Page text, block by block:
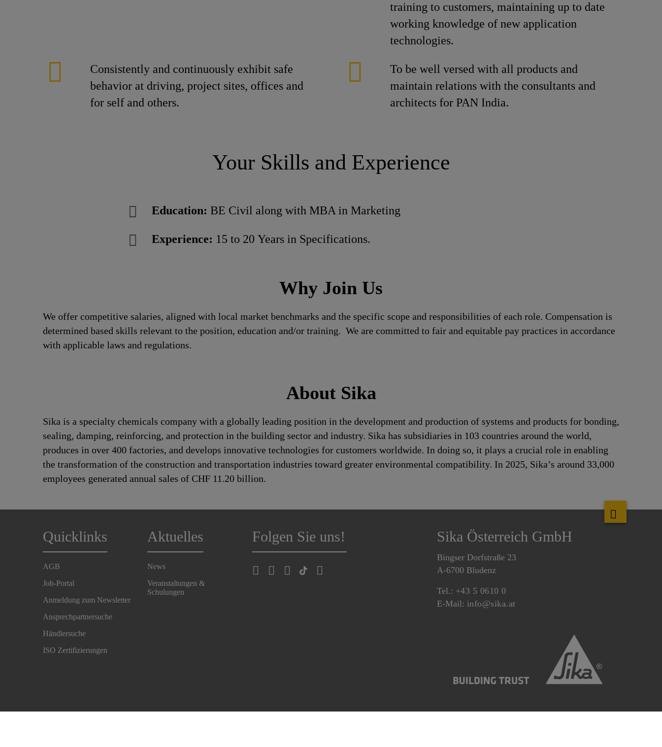
training to customers, maintaining up to date
working knowledge of new application
technologies.
Consistently and continuously exhibit safe
behavior at driving, project sites, offices and
for self and others.
To be well versed with all products and
maintain relations with the consultants and
architects for PAN India.
Your Skills and Experience
Education: BE Civil along with MBA in Marketing
Experience: 15 to 20 Years in Specifications.
Why Join Us
We offer competitive salaries, aligned with local market benchmarks and the specific scope and responsibilities of each role. Compensation is
determined based skills relevant to the position, education and/or training. We are committed to fair and equitable pay practices in accordance
with applicable laws and regulations.
About Sika
Sika is a specialty chemicals company with a globally leading position in the development and production of systems and products for bonding,
sealing, damping, reinforcing, and protection in the building sector and industry. Sika has subsidiaries in 103 countries around the world,
produces in over 400 factories, and develops innovative technologies for customers worldwide. In doing so, it plays a crucial role in enabling
the transformation of the construction and transportation industries toward greater environmental compatibility. In 2025, Sika’s around 33,000
employees generated annual sales of CHF 11.20 billion.
Quicklinks
AGB
Job-Portal
Anmeldung zum Newsletter
Ansprechpartnersuche
Händlersuche
ISO Zertifizierungen
Aktuelles
News
Veranstaltungen &
Schulungen
Folgen Sie uns! Sika Österreich GmbH
Bingser Dorfstraße 23
A-6700 Bludenz
Tel.: +43 5 0610 0
E-Mail: info@sika.at